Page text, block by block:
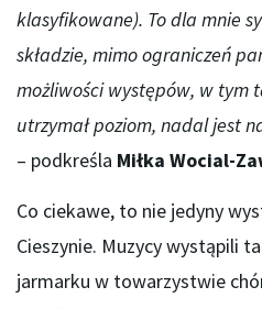
klasyfikowane). To dla mnie
składzie, mimo ograniczeń
możliwości występów, w tym
utrzymał poziom, nadal jest
– podkreśla Miłka Wocial-
Co ciekawe, to nie jedyny
Cieszynie. Muzycy wystąpili
jarmarku w towarzystwie